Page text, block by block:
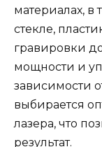
материалах, в
стекле,
гравировки
мощности и
зависимости
выбирается
лазера, что
результат.